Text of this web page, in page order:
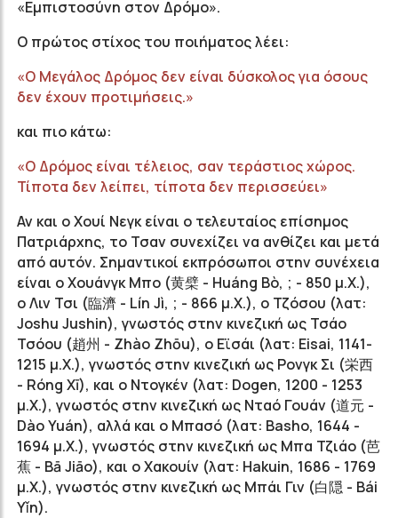
«Εμπιστοσύνη στον Δρόμο».
Ο πρώτος στίχος του ποιήματος λέει:
«Ο Μεγάλος Δρόμος δεν είναι δύσκολος για όσους
δεν έχουν προτιμήσεις.»
και πιο κάτω:
«Ο Δρόμος είναι τέλειος, σαν τεράστιος χώρος.
Τίποτα δεν λείπει, τίποτα δεν περισσεύει»
Αν και ο Χουί Νεγκ είναι ο τελευταίος επίσημος
Πατριάρχης, το Τσαν συνεχίζει να ανθίζει και μετά
από αυτόν. Σημαντικοί εκπρόσωποι στην συνέχεια
είναι ο Χουάνγκ Μπο (黄檗 - Huáng Bò, ; - 850 μ.Χ.),
ο Λιν Τσι (臨濟 - Lín Jì, ; - 866 μ.Χ.), ο Τζόσου (λατ:
Joshu Jushin), γνωστός στην κινεζική ως Τσάο
Τσόου (趙州 - Zhào Zhōu), ο Εϊσάι (λατ: Eisai, 1141-
1215 μ.Χ.), γνωστός στην κινεζική ως Ρονγκ Σι (栄西
- Róng Xī), και ο Ντογκέν (λατ: Dogen, 1200 - 1253
μ.Χ.), γνωστός στην κινεζική ως Νταό Γουάν (道元 -
Dào Yuán), αλλά και ο Μπασό (λατ: Basho, 1644 -
1694 μ.Χ.), γνωστός στην κινεζική ως Μπα Τζιάο (芭
蕉 - Bā Jiāo), και ο Χακουίν (λατ: Hakuin, 1686 - 1769
μ.Χ.), γνωστός στην κινεζική ως Μπάι Γιν (白隠 - Bái
Yǐn).